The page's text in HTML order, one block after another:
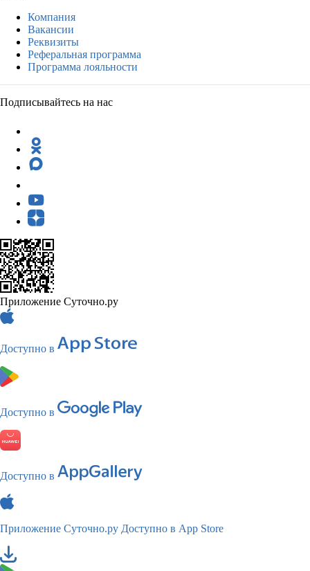
Компания
Вакансии
Реквизиты
Реферальная программа
Программа лояльности
Подписывайтесь на нас
Приложение Суточно.ру
Доступно в
Доступно в
Доступно в
Приложение Суточно.ру Доступно в App Store